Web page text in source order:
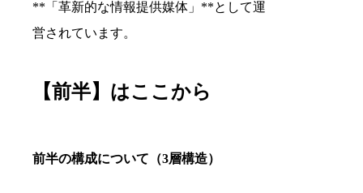
**「革新的な情報提供媒体」**として運
営されています。
【前半】はここから
前半の構成について（3層構造）